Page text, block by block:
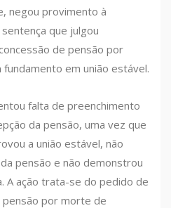
negou provimento à
que julgou
de pensão por
em união estável.
falta de preenchimento
da pensão, uma vez que
a união estável, não
pensão e não demonstrou
A ação trata-se do pedido de
por morte de